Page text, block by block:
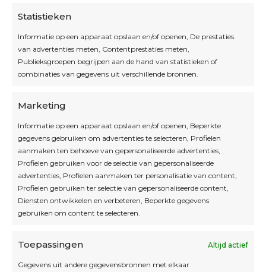
Statistieken
Informatie op een apparaat opslaan en/of openen, De prestaties
van advertenties meten, Contentprestaties meten,
Publieksgroepen begrijpen aan de hand van statistieken of
combinaties van gegevens uit verschillende bronnen.
Marketing
Informatie op een apparaat opslaan en/of openen, Beperkte
gegevens gebruiken om advertenties te selecteren, Profielen
aanmaken ten behoeve van gepersonaliseerde advertenties,
Profielen gebruiken voor de selectie van gepersonaliseerde
advertenties, Profielen aanmaken ter personalisatie van content,
Profielen gebruiken ter selectie van gepersonaliseerde content,
Diensten ontwikkelen en verbeteren, Beperkte gegevens
gebruiken om content te selecteren.
Toepassingen Altijd actief
Gegevens uit andere gegevensbronnen met elkaar
Openingsuren
Blijf op de hoogte
Interesse in leuke kadotips of toffe acties?
Laat dan hier je mailadres achter.